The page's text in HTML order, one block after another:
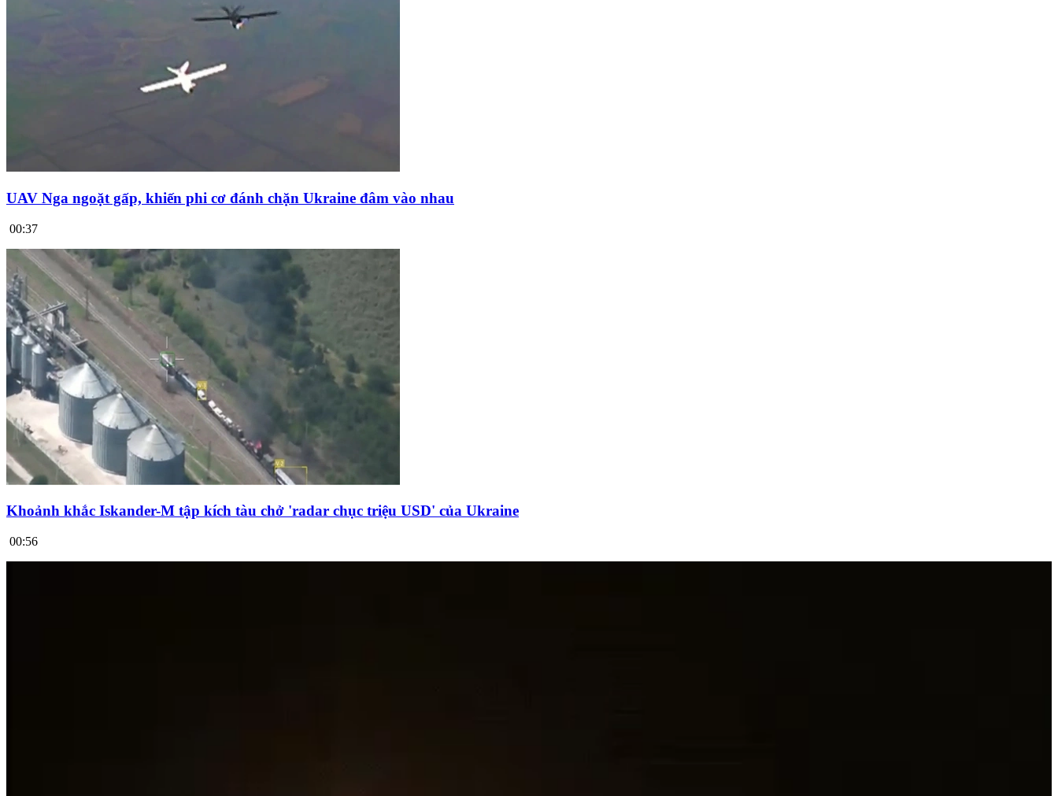
UAV Nga ngoặt gấp, khiến phi cơ đánh chặn Ukraine đâm vào nhau
00:37
Khoảnh khắc Iskander-M tập kích tàu chở 'radar chục triệu USD' của Ukraine
00:56